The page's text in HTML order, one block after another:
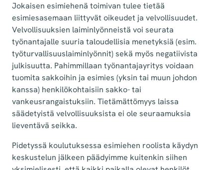
Jokaisen esimiehenä toimivan tulee tietää
esimiesasemaan liittyvät oikeudet ja velvollisuudet.
Velvollisuuksien laiminlyönneistä voi seurata
työnantajalle suuria taloudellisia menetyksiä (esim.
työturvallisuuslaiminlyönnit) sekä myös negatiivista
julkisuutta. Pahimmillaan työnantajayritys voidaan
tuomita sakkoihin ja esimies (yksin tai muun johdon
kanssa) henkilökohtaisiin sakko- tai
vankeusrangaistuksiin. Tietämättömyys laissa
säädetyistä velvollisuuksista ei ole seuraamuksia
lieventävä seikka.
Pidetyssä koulutuksessa esimiehen roolista käydyn
keskustelun jälkeen päädyimme kuitenkin siihen